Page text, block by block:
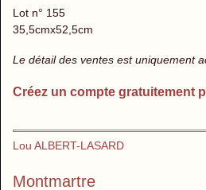
Lot n° 155
35,5cmx52,5cm
Le détail des ventes est uniquement
Créez un compte gratuitement
Lou ALBERT-LASARD
Montmartre